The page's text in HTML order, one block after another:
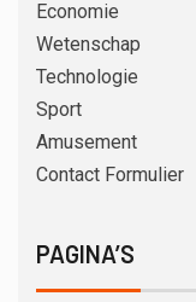
Economie
Wetenschap
Technologie
Sport
Amusement
Contact Formulier
PAGINA’S